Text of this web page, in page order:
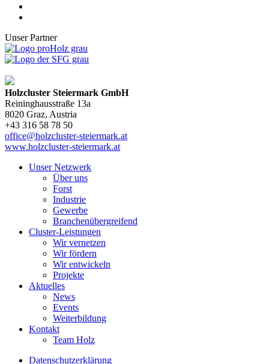
Unser Partner
Holzcluster Steiermark GmbH
Reininghausstraße 13a
8020 Graz, Austria
+43 316 58 78 50
office@holzcluster-steiermark.at
www.holzcluster-steiermark.at
Unser Netzwerk
Über uns
Forst
Industrie
Gewerbe
Branchenübergreifend
Cluster-Leistungen
Wir vernetzen
Wir fördern
Wir entwickeln
Projekte
Aktuelles
News
Events
Weiterbildung
Kontakt
Team Holz
Datenschutzerklärung